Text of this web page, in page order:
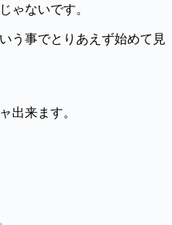
ゃないです。
う事でとりあえず始めて見
出来ます。